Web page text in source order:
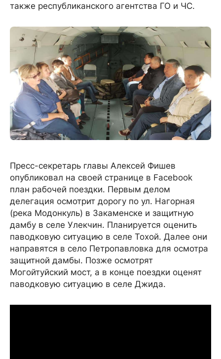
также республиканского агентства ГО и ЧС.
Пресс-секретарь главы Алексей Фишев
опубликовал на своей странице в Facebook
план рабочей поездки. Первым делом
делегация осмотрит дорогу по ул. Нагорная
(река Модонкуль) в Закаменске и защитную
дамбу в селе Улекчин. Планируется оценить
паводковую ситуацию в селе Тохой. Далее они
направятся в село Петропавловка для осмотра
защитной дамбы. Позже осмотрят
Могойтуйский мост, а в конце поездки оценят
паводковую ситуацию в селе Джида.